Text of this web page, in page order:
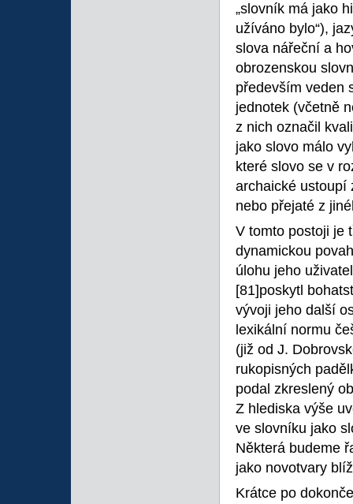
„slovník má jako
užíváno bylo“),
slova nářeční a
obrozenskou
především veden
jednotek (včetně
z nich označil
jako slovo málo
které slovo se v
archaické ustoupí
nebo přejaté z
V tomto postoji je
dynamickou
úlohu jeho
[81]poskytl
vývoji jeho další
lexikální normu
(již od J.
rukopisných
podal zkreslený
Z hlediska výše
ve slovníku jako
Některá budeme
jako novotvary
Krátce po